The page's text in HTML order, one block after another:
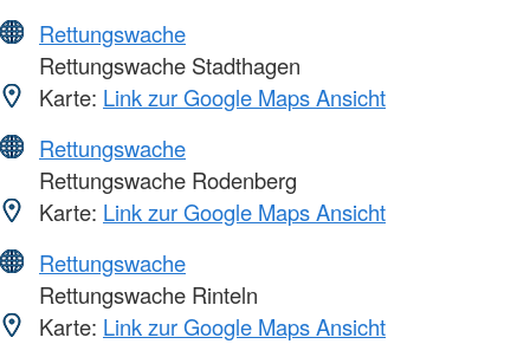
Rettungswache
Rettungswache Stadthagen
Karte: Link zur Google Maps Ansicht
Rettungswache
Rettungswache Rodenberg
Karte: Link zur Google Maps Ansicht
Rettungswache
Rettungswache Rinteln
Karte: Link zur Google Maps Ansicht